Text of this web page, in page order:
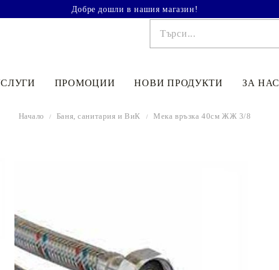
Добре дошли в нашия магазин!
ПРОМОЦИИ НОВИ ПРОДУКТИ
9564лв.
ЗА НАС
Начало Баня, cанитария и ВиК Мека връзка 40см ЖЖ 3/8